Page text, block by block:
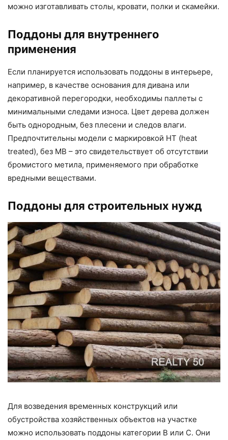
можно изготавливать столы, кровати, полки и скамейки.
Поддоны для внутреннего
применения
Если планируется использовать поддоны в интерьере,
например, в качестве основания для дивана или
декоративной перегородки, необходимы паллеты с
минимальными следами износа. Цвет дерева должен
быть однородным, без плесени и следов влаги.
Предпочтительны модели с маркировкой HT (heat
treated), без MB – это свидетельствует об отсутствии
бромистого метила, применяемого при обработке
вредными веществами.
Поддоны для строительных нужд
Для возведения временных конструкций или
обустройства хозяйственных объектов на участке
можно использовать поддоны категории B или C. Они